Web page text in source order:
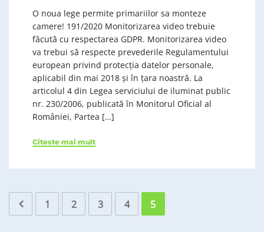
O noua lege permite primariilor sa monteze
camere! 191/2020 Monitorizarea video trebuie
făcută cu respectarea GDPR. Monitorizarea video
va trebui să respecte prevederile Regulamentului
european privind protecţia datelor personale,
aplicabil din mai 2018 şi în ţara noastră. La
articolul 4 din Legea serviciului de iluminat public
nr. 230/2006, publicată în Monitorul Oficial al
României, Partea […]
Citeste mai mult
1 2 3 4 5